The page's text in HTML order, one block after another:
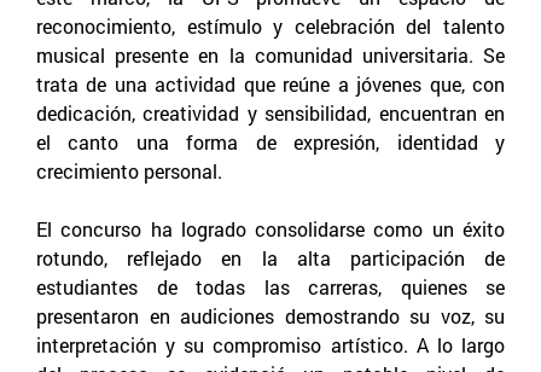
reconocimiento, estímulo y celebración del talento
musical presente en la comunidad universitaria. Se
trata de una actividad que reúne a jóvenes que, con
dedicación, creatividad y sensibilidad, encuentran en
el canto una forma de expresión, identidad y
crecimiento personal.
El concurso ha logrado consolidarse como un éxito
rotundo, reflejado en la alta participación de
estudiantes de todas las carreras, quienes se
presentaron en audiciones demostrando su voz, su
interpretación y su compromiso artístico. A lo largo